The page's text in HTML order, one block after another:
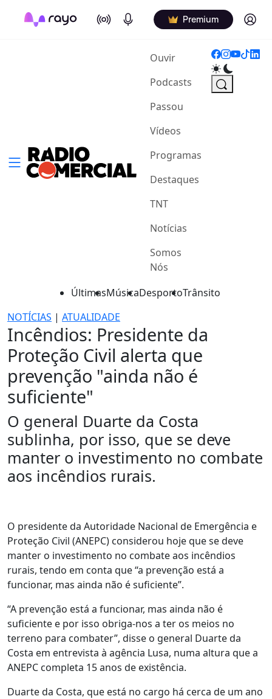
On Air Podcasts Premium Log in
Ouvir(current)
Podcasts
Passou
Vídeos
Programas
Destaques
TNT
Notícias
Somos
Nós
ÚltimasMúsicaDesportoTrânsito
NOTÍCIAS | ATUALIDADE
Incêndios: Presidente da
Proteção Civil alerta que
prevenção "ainda não é
suficiente"
O general Duarte da Costa
sublinha, por isso, que se deve
manter o investimento no combate
aos incêndios rurais.
O presidente da Autoridade Nacional de Emergência e
Proteção Civil (ANEPC) considerou hoje que se deve
manter o investimento no combate aos incêndios
rurais, tendo em conta que “a prevenção está a
funcionar, mas ainda não é suficiente”.
“A prevenção está a funcionar, mas ainda não é
suficiente e por isso obriga-nos a ter os meios no
terreno para combater”, disse o general Duarte da
Costa em entrevista à agência Lusa, numa altura que a
ANEPC completa 15 anos de existência.
Duarte da Costa, que está no cargo há cerca de um ano